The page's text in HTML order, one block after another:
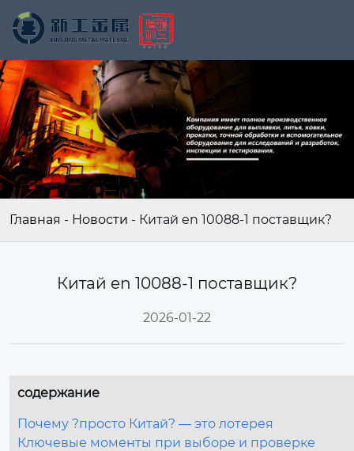
Главная - Новости - Китай en 10088-1 поставщик?
Китай en 10088-1 поставщик?
2026-01-22
содержание
Почему ?просто Китай? — это лотерея
Ключевые моменты при выборе и проверке